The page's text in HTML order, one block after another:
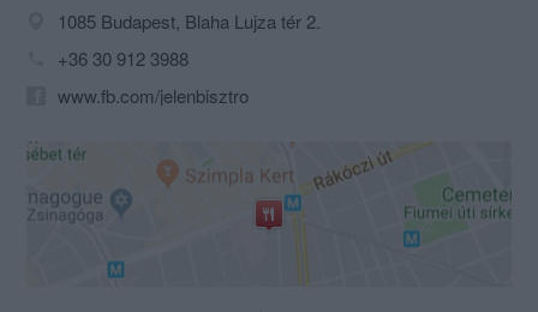
1085 Budapest, Blaha Lujza tér 2.
+36 30 912 3988
www.fb.com/jelenbisztro